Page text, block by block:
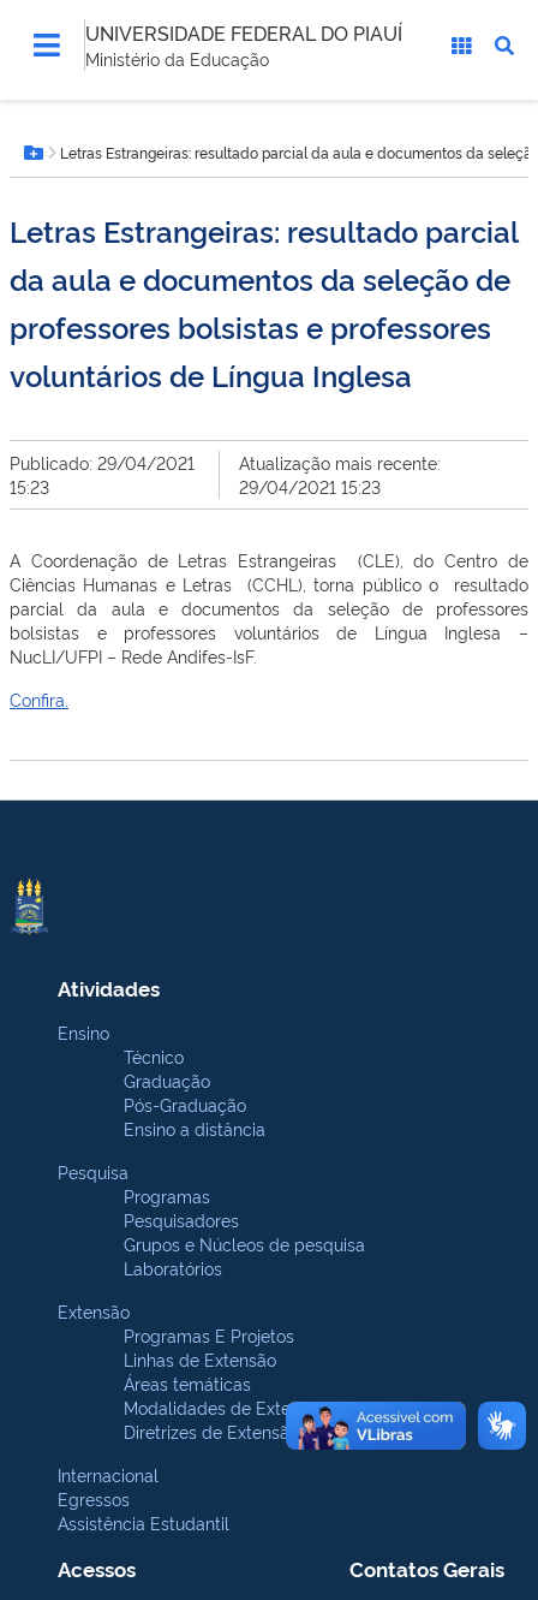
UNIVERSIDADE FEDERAL DO PIAUÍ
Ministério da Educação
está
aqui:Botão Menu
Letras Estrangeiras: resultado parcial da aula e documentos da
Letras Estrangeiras: resultado parcial
da aula e documentos da seleção de
professores bolsistas e professores
voluntários de Língua Inglesa
Publicado: 29/04/2021
15:23
Atualização mais recente:
29/04/2021 15:23
A Coordenação de Letras Estrangeiras (CLE), do Centro de
Ciências Humanas e Letras (CCHL), torna público o resultado
parcial da aula e documentos da seleção de professores
bolsistas e professores voluntários de Língua Inglesa –
NucLI/UFPI – Rede Andifes-IsF.
Confira.
Atividades
Ensino
Técnico
Graduação
Pós-Graduação
Ensino a distância
Pesquisa
Programas
Pesquisadores
Grupos e Núcleos de pesquisa
Laboratórios
Extensão
Programas E Projetos
Linhas de Extensão
Áreas temáticas
Modalidades de Extensão
Diretrizes de Extensão
Internacional
Egressos
Assistência Estudantil
Acessos Contatos Gerais